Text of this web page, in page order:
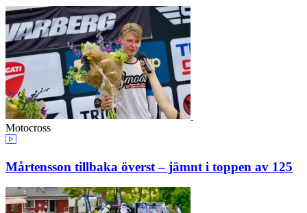
Motocross
Mårtensson tillbaka överst – jämnt i toppen av 125